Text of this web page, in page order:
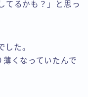
てるかも？」と思っ
した。
薄くなっていたんで